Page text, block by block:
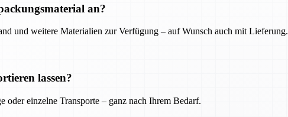
an?
und weitere Materialien zur Verfügung – auf Wunsch auch mit Lieferung.
lassen?
einzelne Transporte – ganz nach Ihrem Bedarf.